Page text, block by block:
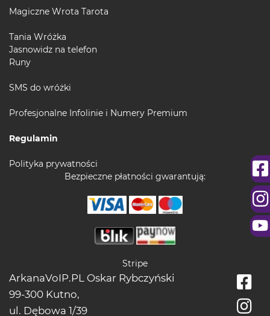
Magiczne Wrota Tarota
Tania Wróżka
Jasnowidz na telefon
Runy
SMS do wróżki
Profesjonalne Infolinie i Numery Premium
Regulamin
Polityka prywatności
Bezpieczne płatności gwarantują:
Stripe
ArkanaVoIP.PL Oskar Rybczyński
99-300 Kutno,
ul. Dębowa 1/39